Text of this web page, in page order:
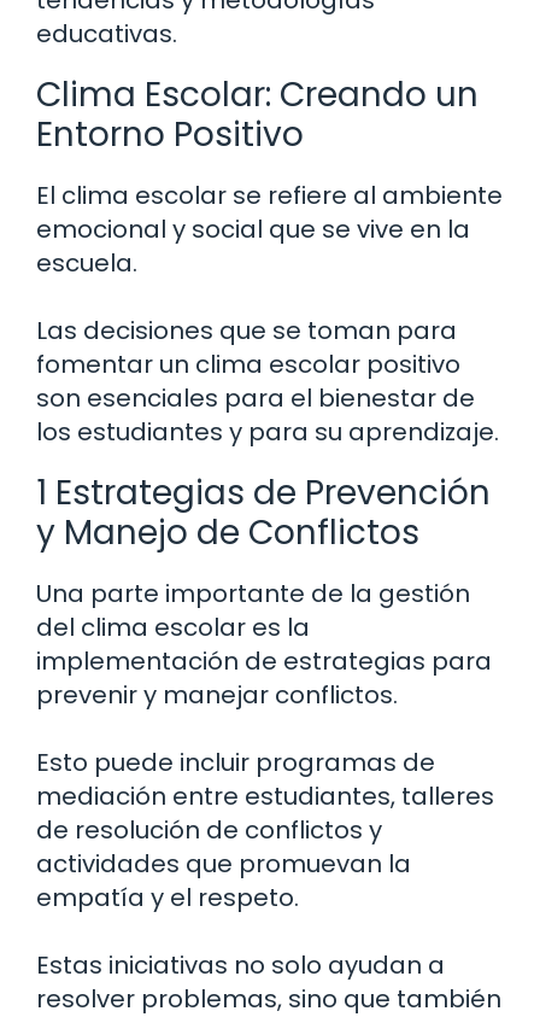
educativas.
Clima Escolar: Creando un
Entorno Positivo
El clima escolar se refiere al ambiente
emocional y social que se vive en la
escuela.
Las decisiones que se toman para
fomentar un clima escolar positivo
son esenciales para el bienestar de
los estudiantes y para su aprendizaje.
1 Estrategias de Prevención
y Manejo de Conflictos
Una parte importante de la gestión
del clima escolar es la
implementación de estrategias para
prevenir y manejar conflictos.
Esto puede incluir programas de
mediación entre estudiantes, talleres
de resolución de conflictos y
actividades que promuevan la
empatía y el respeto.
Estas iniciativas no solo ayudan a
resolver problemas, sino que también